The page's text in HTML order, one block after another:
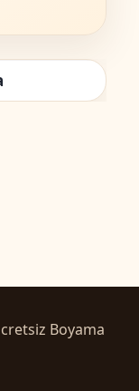
Boyama